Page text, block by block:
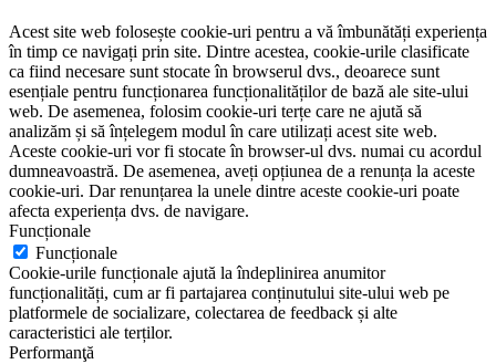
Acest site web folosește cookie-uri pentru a vă îmbunătăți experiența
în timp ce navigați prin site. Dintre acestea, cookie-urile clasificate
ca fiind necesare sunt stocate în browserul dvs., deoarece sunt
esențiale pentru funcționarea funcționalităților de bază ale site-ului
web. De asemenea, folosim cookie-uri terțe care ne ajută să
analizăm și să înțelegem modul în care utilizați acest site web.
Aceste cookie-uri vor fi stocate în browser-ul dvs. numai cu acordul
dumneavoastră. De asemenea, aveți opțiunea de a renunța la aceste
cookie-uri. Dar renunțarea la unele dintre aceste cookie-uri poate
afecta experiența dvs. de navigare.
Funcționale
Funcționale
Cookie-urile funcționale ajută la îndeplinirea anumitor
funcționalități, cum ar fi partajarea conținutului site-ului web pe
platformele de socializare, colectarea de feedback și alte
caracteristici ale terților.
Performanţă